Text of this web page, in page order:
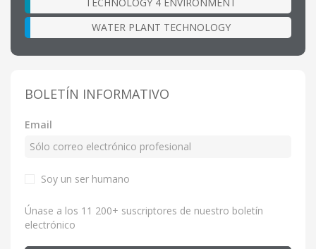
WATER PLANT TECHNOLOGY
BOLETÍN INFORMATIVO
Email
Soy un ser humano
Únase a los 11 200+ suscriptores de nuestro boletín
electrónico